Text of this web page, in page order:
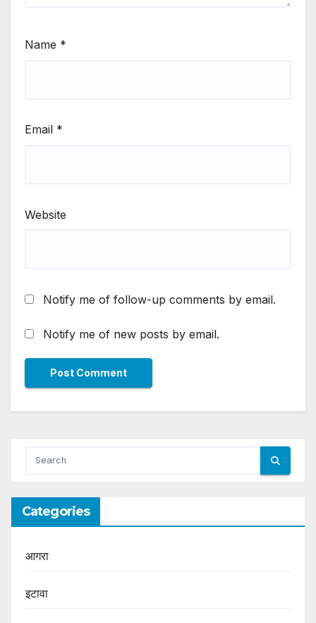
Name *
Email *
Website
Notify me of follow-up comments by email.
Notify me of new posts by email.
Categories
आगरा
इटावा